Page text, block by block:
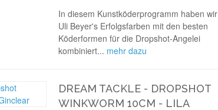
In diesem Kunstköderprogramm haben wir
Uli Beyer's Erfolgsfarben mit den besten
Köderformen für die Dropshot-Angelei
kombiniert... mehr dazu
DREAM TACKLE - DROPSHOT
WINKWORM 10CM - LILA